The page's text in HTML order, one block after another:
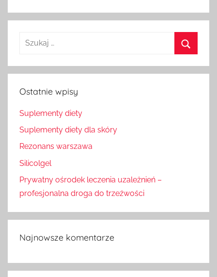
Szukaj
Ostatnie wpisy
Suplementy diety
Suplementy diety dla skóry
Rezonans warszawa
Silicolgel
Prywatny ośrodek leczenia uzależnień –
profesjonalna droga do trzeźwości
Najnowsze komentarze